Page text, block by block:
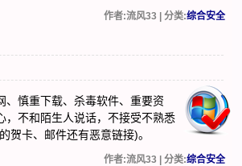
作者:流风33 | 分类:综合安全
慎重下载、杀毒软件、重要资
，不和陌生人说话，不接受不熟悉
贺卡、邮件还有恶意链接)。
作者:流风33 | 分类:综合安全